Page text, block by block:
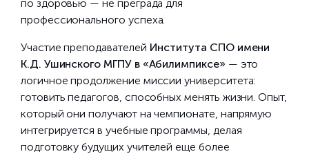
по здоровью — не преграда для
профессионального успеха.
Участие преподавателей Института СПО имени
К.Д. Ушинского МГПУ в «Абилимпиксе» — это
логичное продолжение миссии университета:
готовить педагогов, способных менять жизни. Опыт,
который они получают на чемпионате, напрямую
интегрируется в учебные программы, делая
подготовку будущих учителей еще более